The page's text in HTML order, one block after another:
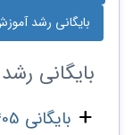
بایگانی رشد
بایگانی
بایگانی 1405